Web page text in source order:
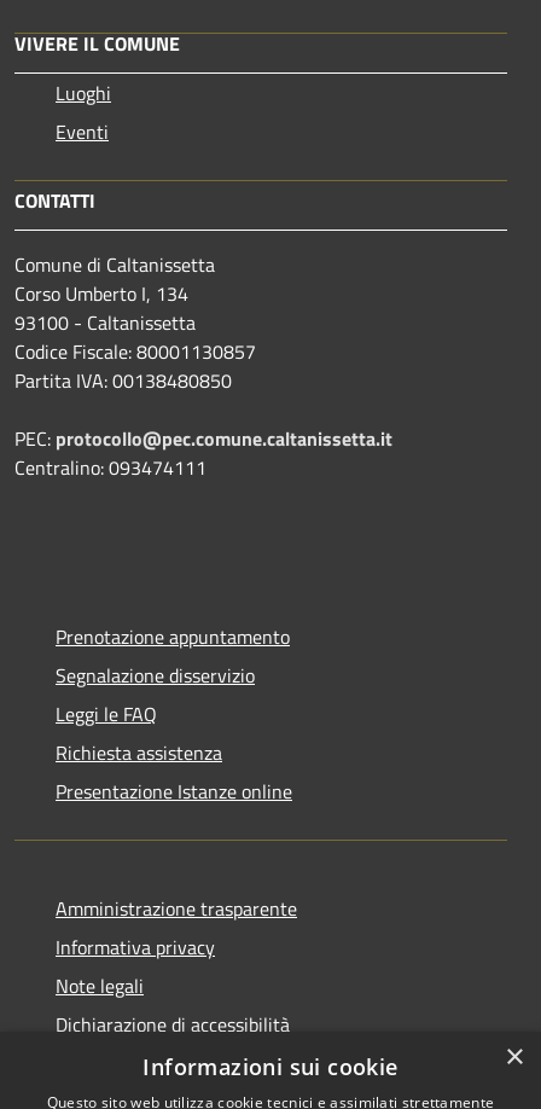
VIVERE IL COMUNE
Luoghi
Eventi
CONTATTI
Comune di Caltanissetta
Corso Umberto I, 134
93100 - Caltanissetta
Codice Fiscale: 80001130857
Partita IVA: 00138480850
PEC: protocollo@pec.comune.caltanissetta.it
Centralino: 093474111
Prenotazione appuntamento
Segnalazione disservizio
Leggi le FAQ
Richiesta assistenza
Presentazione Istanze online
Amministrazione trasparente
Informativa privacy
Note legali
Dichiarazione di accessibilità
×
Informazioni sui cookie
Questo sito web utilizza cookie tecnici e assimilati strettamente